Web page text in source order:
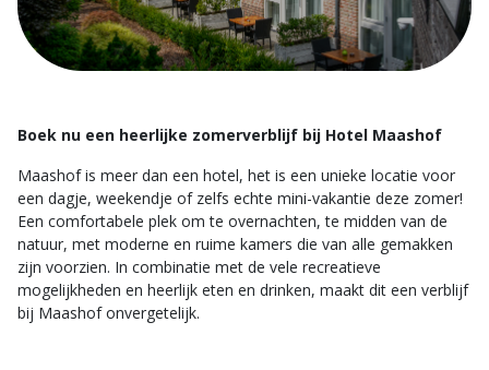
Boek nu een heerlijke zomerverblijf bij Hotel Maashof
Maashof is meer dan een hotel, het is een unieke locatie voor
een dagje, weekendje of zelfs echte mini-vakantie deze zomer!
Een comfortabele plek om te overnachten, te midden van de
natuur, met moderne en ruime kamers die van alle gemakken
zijn voorzien. In combinatie met de vele recreatieve
mogelijkheden en heerlijk eten en drinken, maakt dit een verblijf
bij Maashof onvergetelijk.